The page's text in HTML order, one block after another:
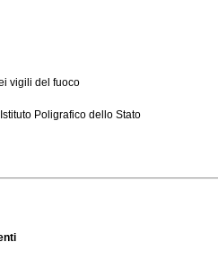
vigili del fuoco
Poligrafico dello Stato